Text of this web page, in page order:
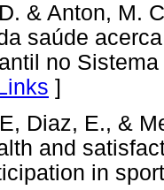
& Anton, M.
saúde
no
]
Diaz, E., &
and
in